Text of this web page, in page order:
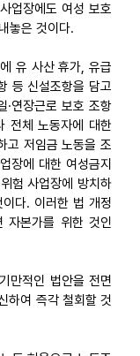
업장에도 여성 보호
놓은 것이다.
유 사산 휴가, 유급
등 신설조항을 담고
·연장근로 보호 조항
전체 노동자에 대한
고 저임금 노동을 조
장에 대한 여성금지
험 사업장에 방치하
다. 이러한 법 개정
자본가를 위한 것인
만적인 법안을 전면
하여 즉각 철회할 것